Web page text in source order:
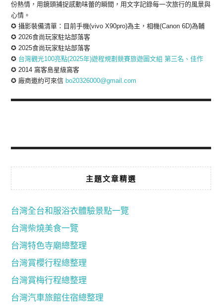
份熱情，用鏡頭捕捉感動味蕾的瞬間，用文字記錄每一次旅行的風景與
心情。
✪ 攝影裝備清單：目前手機(vivo X90pro)為主，相機(Canon 6D)為輔
✪ 2026食尚玩家駐站部落客
✪ 2025食尚玩家駐站部落客
✪ 台灣觀光100亮點(2025年)遊程規劃競賽旅遊圖文組 第三名、佳作
✪ 2014 窩客島星級窩客
✪ 廠商邀約可來信 bo20326000@gmail.com
主題文章精選
台灣全台和服浴衣體驗景點一覽
台灣柴燒美食一覽
台灣特色寺廟總整理
台灣賞櫻行程總整理
台灣賞梅行程總整理
台灣汽車旅館住宿總整理